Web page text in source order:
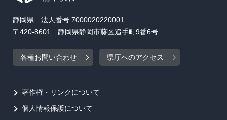
静岡県 法人番号 7000020220001
〒420-8601 静岡県静岡市葵区追手町9番6号
各種お問い合わせ 県庁へのアクセス
著作権・リンクについて
個人情報保護について